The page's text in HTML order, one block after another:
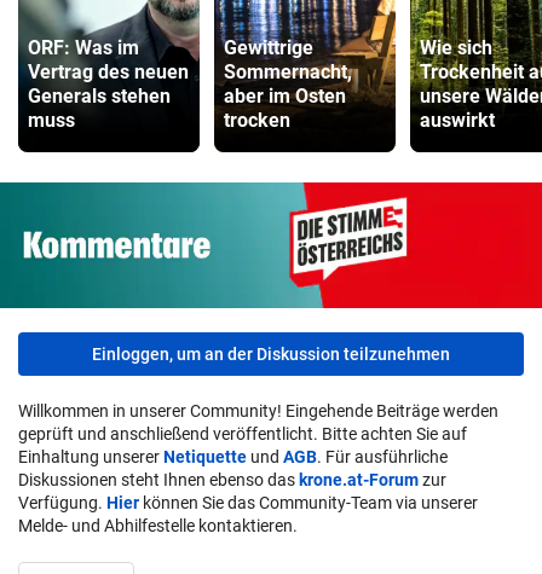
ORF: Was im
Vertrag des neuen
Generals stehen
muss
Gewittrige
Sommernacht,
aber im Osten
trocken
Wie sich
Trockenheit
unsere
auswirkt
Einloggen, um an der Diskussion teilzunehmen
Willkommen in unserer Community! Eingehende Beiträge werden
geprüft und anschließend veröffentlicht. Bitte achten Sie auf
Einhaltung unsererNetiquette und AGB. Für ausführliche
Diskussionen steht Ihnen ebenso das krone.at-Forumzur
Verfügung. Hier können Sie das Community-Team via unserer
Melde- und Abhilfestelle kontaktieren.